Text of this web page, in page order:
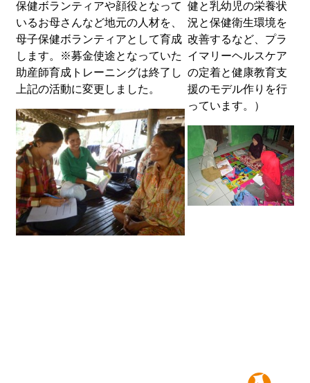
保健ボランティアや顔役となって
いるお母さんなど地元の人材を、
母子保健ボランティアとして育成
します。※募金使途となっていた
助産師育成トレーニングは終了し
上記の活動に変更しました。
健と乳幼児の栄養状
況と保健衛生環境を
改善するなど、プラ
イマリーヘルスケア
の定着と健康教育支
援のモデル作りを行
っています。）